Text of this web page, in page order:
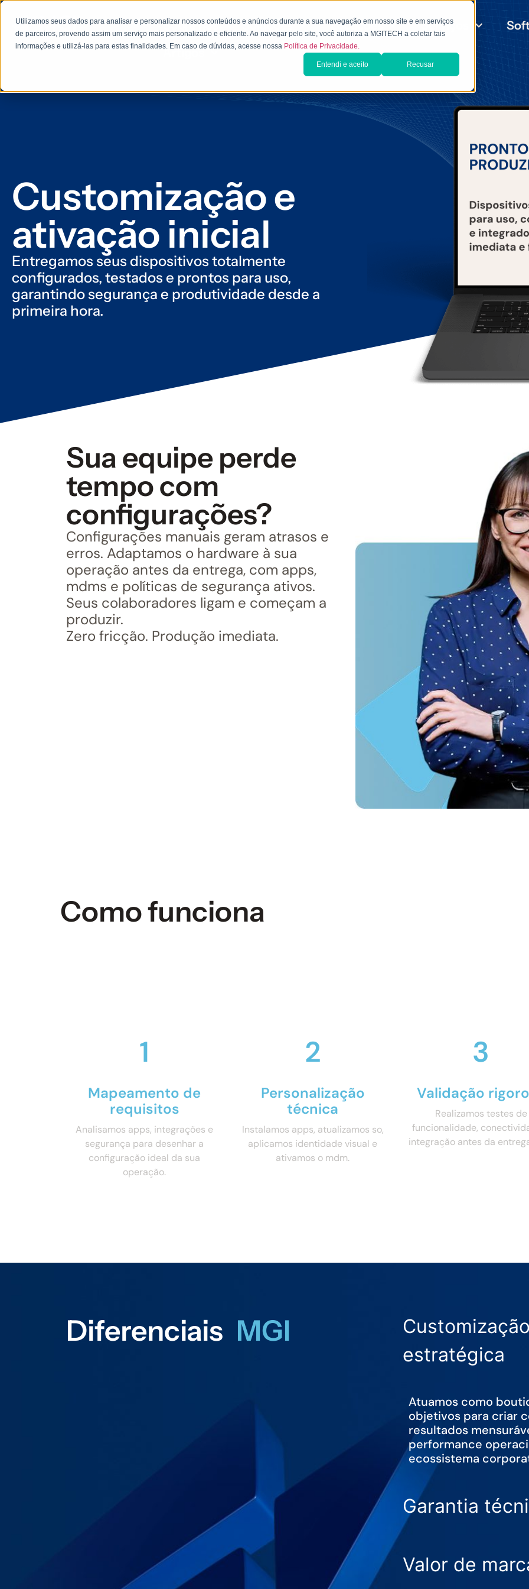
Utilizamos seus dados para analisar e personalizar nossos conteúdos e anúncios durante a sua navegação em nosso site e em serviços
de parceiros, provendo assim um serviço mais personalizado e eficiente. Ao navegar pelo site, você autoriza a MGITECH a coletar tais
informações e utilizá-las para estas finalidades. Em caso de dúvidas, acesse nossa Política de Privacidade.
Entendi e aceito Recusar
Sobre nós Soluções Locações Serviços
Artigos
Customização e
ativação inicial
Entregamos seus dispositivos totalmente
configurados, testados e prontos para uso,
garantindo segurança e produtividade desde a
primeira hora.
Sua equipe perde
tempo com
configurações?
Configurações manuais geram atrasos e
erros. Adaptamos o hardware à sua
operação antes da entrega, com apps,
mdms e políticas de segurança ativos.
Seus colaboradores ligam e começam a
produzir.
Zero fricção. Produção imediata.
Como funciona
1
Mapeamento de
requisitos
Analisamos apps, integrações e
segurança para desenhar a
configuração ideal da sua
operação.
2
Personalização
técnica
Instalamos apps, atualizamos so,
aplicamos identidade visual e
ativamos o mdm.
3
Validação
Realizamos testes de
funcionalidade,
integração antes da
Diferenciais MGI
estratégica
Atuamos como
objetivos para criar
resultados
performance
ecossistema
Garantia
Valor de